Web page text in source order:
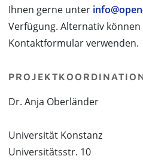
Ihnen gerne unter
Verfügung. Alternativ können
Kontaktformular verwenden.
Dr. Anja Oberländer
Universität Konstanz
Universitätsstr. 10